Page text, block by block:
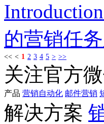
的营销任
<< < 1 2 3 4 5 > >>
关注官方
产品 营销自动化 邮件营销
解决方案